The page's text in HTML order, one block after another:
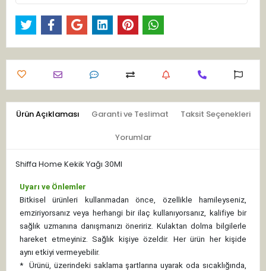
Ürün Açıklaması Garanti ve Teslimat Taksit Seçenekleri
Yorumlar
Shiffa Home Kekik Yağı 30Ml
Uyarı ve Önlemler
Bitkisel ürünleri kullanmadan önce, özellikle hamileyseniz,
emziriyorsanız veya herhangi bir ilaç kullanıyorsanız, kalifiye bir
sağlık uzmanına danışmanızı öneririz. Kulaktan dolma bilgilerle
hareket etmeyiniz. Sağlık kişiye özeldir. Her ürün her kişide
aynı etkiyi vermeyebilir.
*
Ürünü, üzerindeki saklama şartlarına uyarak oda sıcaklığında,